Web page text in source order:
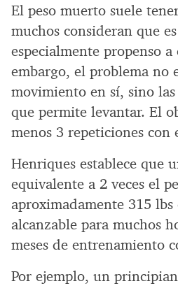
El peso muerto suele
muchos consideran que
especialmente propenso
embargo, el problema no
movimiento en sí, sino las
que permite levantar. El
menos 3 repeticiones con
Henriques establece que
equivalente a 2 veces el
aproximadamente 315 lbs
alcanzable para muchos
meses de entrenamiento
Por ejemplo, un